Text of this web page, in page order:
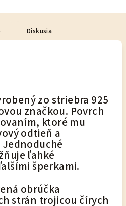
Diskusia
zo striebra 925
značkou. Povrch
ktoré mu
odtieň a
ľahké
šperkami.
obrúčka
strán trojicou čírych